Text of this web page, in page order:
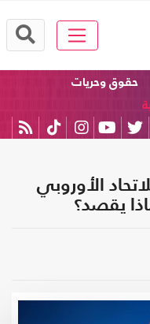
حقوق وحريات
الأوروبي
يقصد؟